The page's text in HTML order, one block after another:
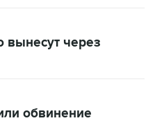
вынесут через
обвинение